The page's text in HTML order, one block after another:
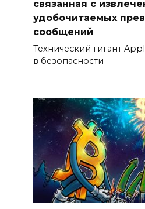
связанная с
удобочитаемых
сообщений
Технический гигант
в безопасности